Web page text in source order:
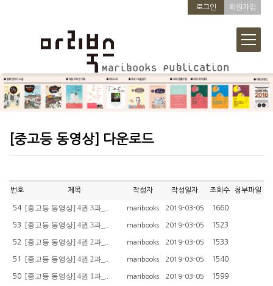
로그인 회원가입
[중고등 동영상] 다운로드
번호 제목 작성자 작성일자 조회수 첨부파일
54 [중고등 동영상] 4권 3과_.. maribooks 2019-03-05 1660
53 [중고등 동영상] 4권 3과_.. maribooks 2019-03-05 1523
52 [중고등 동영상] 4권 2과_.. maribooks 2019-03-05 1533
51 [중고등 동영상] 4권 2과_.. maribooks 2019-03-05 1540
50 [중고등 동영상] 4권 1과_.. maribooks 2019-03-05 1599